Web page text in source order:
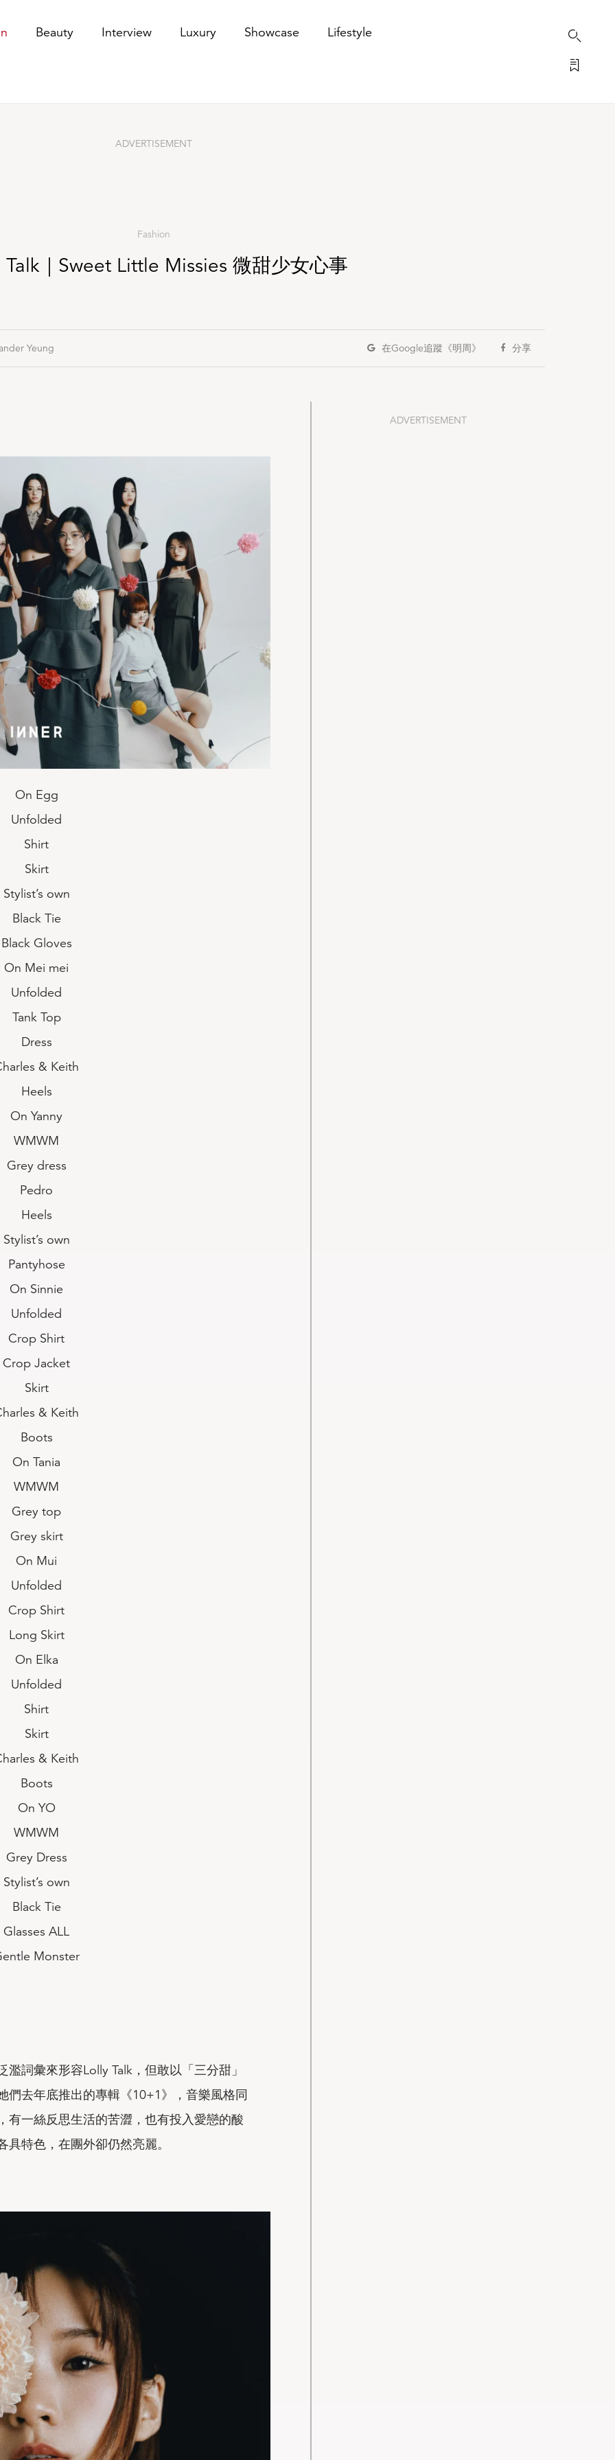
Beauty Interview Luxury Showcase Lifestyle
ADVERTISEMENT
Fashion
｜Sweet Little Missies 微甜少女心事
Yeung 在Google追蹤《明周》 分享
On Egg
Unfolded
Shirt
Skirt
Stylist’s own
Black Tie
Black Gloves
On Mei mei
Unfolded
Tank Top
Dress
& Keith
Heels
On Yanny
WMWM
Grey dress
Pedro
Heels
Stylist’s own
Pantyhose
On Sinnie
Unfolded
Crop Shirt
Crop Jacket
Skirt
& Keith
Boots
On Tania
WMWM
Grey top
Grey skirt
On Mui
Unfolded
Crop Shirt
Long Skirt
On Elka
Unfolded
Shirt
Skirt
& Keith
Boots
On YO
WMWM
Grey Dress
Stylist’s own
Black Tie
Glasses ALL
Monster
詞彙來形容Lolly Talk，但敢以「三分甜」
們去年底推出的專輯《10+1》，音樂風格同
有一絲反思生活的苦澀，也有投入愛戀的酸
特色，在團外卻仍然亮麗。
ADVERTISEMENT